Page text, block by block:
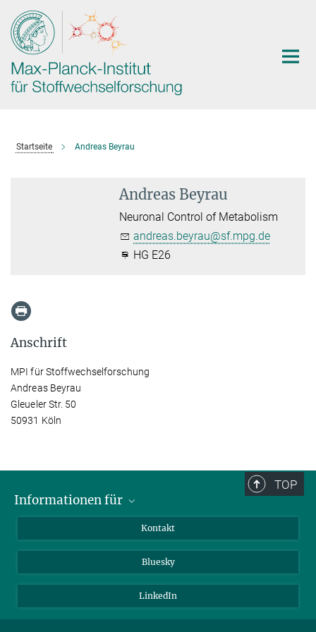
Hauptinhalt
Startseite Andreas Beyrau
Andreas Beyrau
Neuronal Control of Metabolism
andreas.beyrau@sf.mpg.de
HG E26
Anschrift
MPI für Stoffwechselforschung
Andreas Beyrau
Gleueler Str. 50
50931 Köln
TOP
Informationen für
Bewerbende
Forschende
Kontakt
Bluesky
LinkedIn